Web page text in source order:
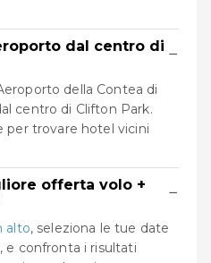
dal centro di −
della Contea di
centro di Clifton Park.
per trovare hotel vicini
offerta volo +
−
alto, seleziona le tue date
e confronta i risultati